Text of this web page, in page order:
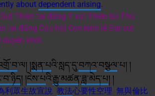
about dependent arising.
Thiện tai đấng Y xứ| Thiện tai Thù
tai đấng Cứu hộ| Con kính lễ Đại sư|
duyên khởi.
་ལ། །སྨན་པའི་སླད་དུ་བཀའ་བསྩལ་པ། །
། །ངེས་པའི་རྒྱུ་མཚན་ཟླ་མེད་པ། །
利眾生故宣說 教法心要性空理 無與倫比